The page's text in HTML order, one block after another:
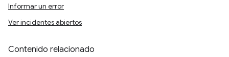
Informar un error
Ver incidentes abiertos
Contenido relacionado